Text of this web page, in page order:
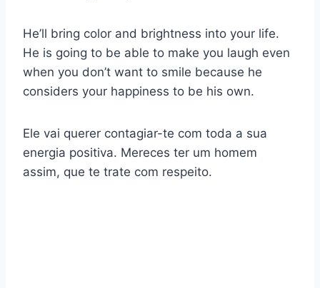
He’ll bring color and brightness into your life.
He is going to be able to make you laugh even
when you don’t want to smile because he
considers your happiness to be his own.
Ele vai querer contagiar-te com toda a sua
energia positiva. Mereces ter um homem
assim, que te trate com respeito.